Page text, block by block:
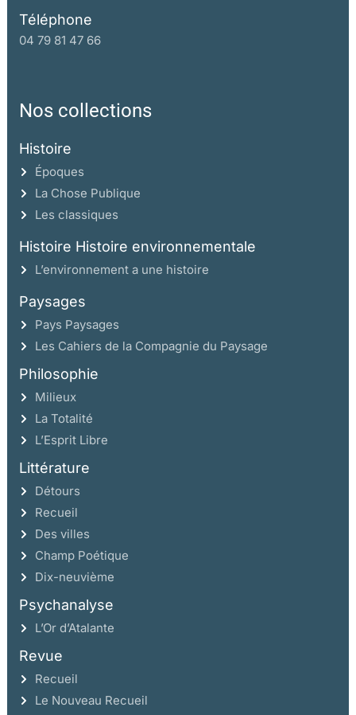
Téléphone
04 79 81 47 66
Nos collections
Histoire
Époques
La Chose Publique
Les classiques
Histoire Histoire environnementale
L’environnement a une histoire
Paysages
Pays Paysages
Les Cahiers de la Compagnie du Paysage
Philosophie
Milieux
La Totalité
L’Esprit Libre
Littérature
Détours
Recueil
Des villes
Champ Poétique
Dix-neuvième
Psychanalyse
L’Or d’Atalante
Revue
Recueil
Le Nouveau Recueil